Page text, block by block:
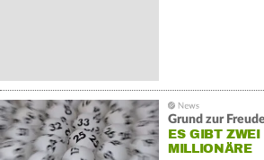
Grund zur
ES GIBT
MILLIONÄRE